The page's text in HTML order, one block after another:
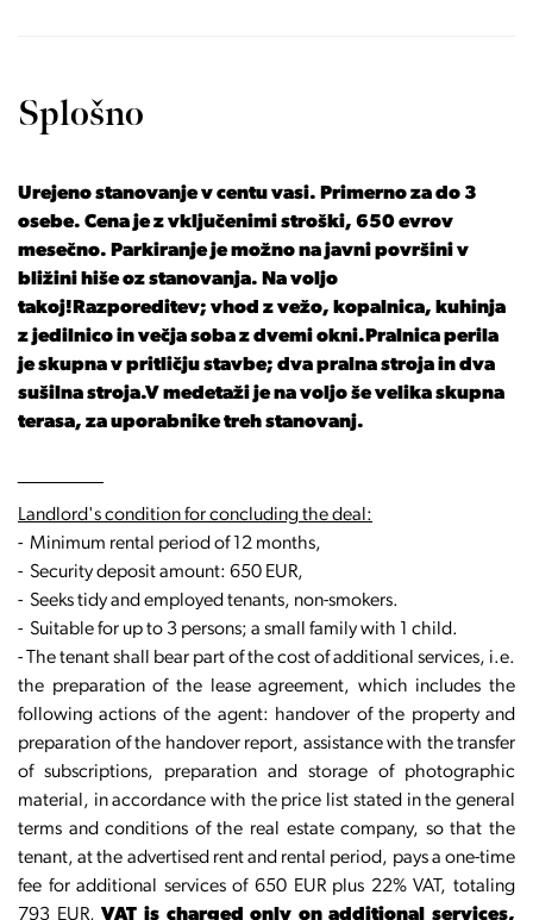
Splošno
Urejeno stanovanje v centu vasi. Primerno za do 3
osebe. Cena je z vključenimi stroški, 650 evrov
mesečno. Parkiranje je možno na javni površini v
bližini hiše oz stanovanja. Na voljo
takoj!Razporeditev; vhod z vežo, kopalnica, kuhinja
z jedilnico in večja soba z dvemi okni.Pralnica perila
je skupna v pritličju stavbe; dva pralna stroja in dva
sušilna stroja.V medetaži je na voljo še velika skupna
terasa, za uporabnike treh stanovanj.
Landlord's condition for concluding the deal:
- Minimum rental period of 12 months,
- Security deposit amount: 650 EUR,
- Seeks tidy and employed tenants, non-smokers.
- Suitable for up to 3 persons; a small family with 1 child.
- The tenant shall bear part of the cost of additional services, i.e.
the preparation of the lease agreement, which includes the
following actions of the agent: handover of the property and
preparation of the handover report, assistance with the transfer
of subscriptions, preparation and storage of photographic
material, in accordance with the price list stated in the general
terms and conditions of the real estate company, so that the
tenant, at the advertised rent and rental period, pays a one-time
fee for additional services of 650 EUR plus 22% VAT, totaling
793 EUR,VAT is charged only on additional services,